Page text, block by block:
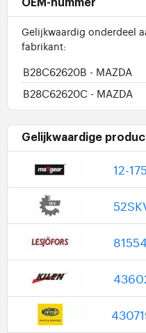
OEM-nummer
Gelijkwaardig onderdeel
fabrikant:
B28C62620B - MAZDA
B28C62620C - MAZDA
Gelijkwaardige
12-